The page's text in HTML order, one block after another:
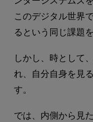
このデジタル世界
るという同じ課題
しかし、時として
れ、自分自身を見
す。
では、内側から見